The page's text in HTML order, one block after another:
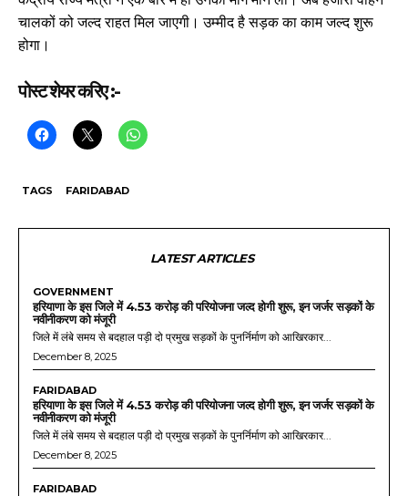
चालकों को जल्द राहत मिल जाएगी। उम्मीद है सड़क का काम जल्द शुरू
होगा।
पोस्ट शेयर करिए :-
TAGS FARIDABAD
LATEST ARTICLES
GOVERNMENT
हरियाणा के इस जिले में 4.53 करोड़ की परियोजना जल्द होगी शुरू, इन जर्जर सड़कों के
नवीनीकरण को मंजूरी
जिले में लंबे समय से बदहाल पड़ी दो प्रमुख सड़कों के पुनर्निर्माण को आखिरकार...
December 8, 2025
FARIDABAD
हरियाणा के इस जिले में 4.53 करोड़ की परियोजना जल्द होगी शुरू, इन जर्जर सड़कों के
नवीनीकरण को मंजूरी
जिले में लंबे समय से बदहाल पड़ी दो प्रमुख सड़कों के पुनर्निर्माण को आखिरकार...
December 8, 2025
FARIDABAD